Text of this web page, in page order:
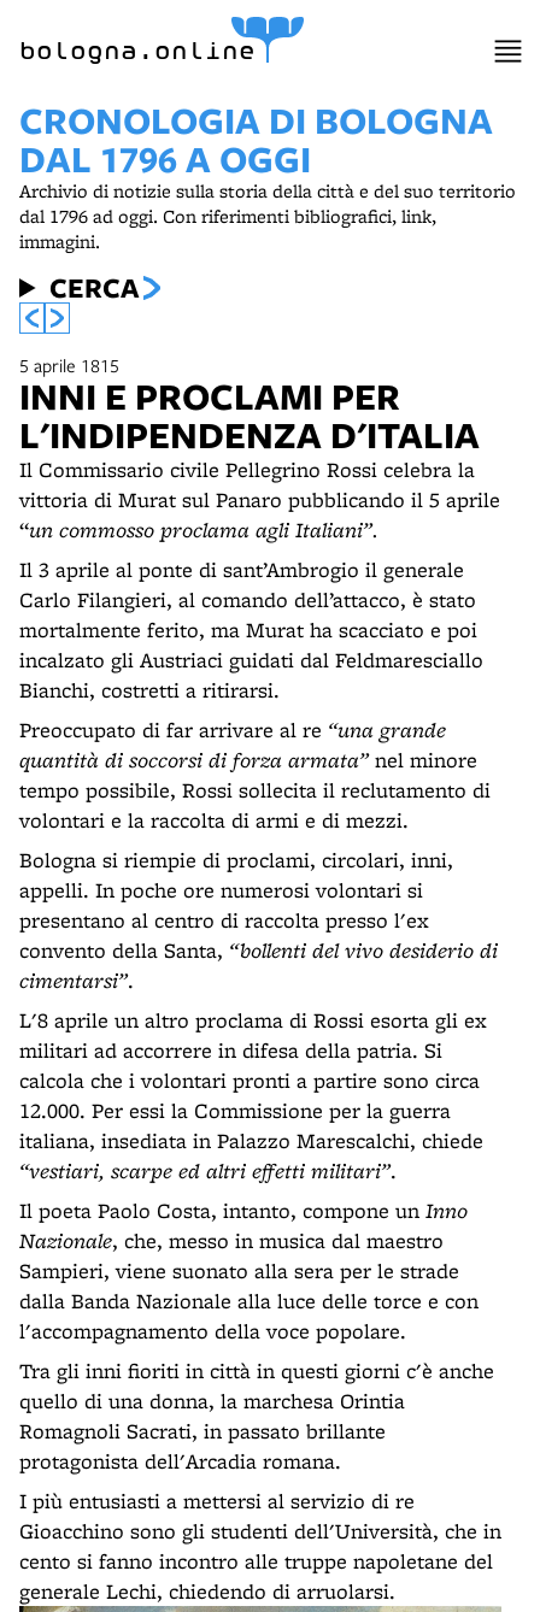
bologna.online
CRONOLOGIA DI BOLOGNA
DAL 1796 A OGGI
Archivio di notizie sulla storia della città e del suo territorio
dal 1796 ad oggi. Con riferimenti bibliografici, link,
immagini.
CERCA
5 aprile 1815
INNI E PROCLAMI PER
L'INDIPENDENZA D'ITALIA
Il Commissario civile Pellegrino Rossi celebra la
vittoria di Murat sul Panaro pubblicando il 5 aprile
“un commosso proclama agli Italiani”.
Il 3 aprile al ponte di sant’Ambrogio il generale
Carlo Filangieri, al comando dell’attacco, è stato
mortalmente ferito, ma Murat ha scacciato e poi
incalzato gli Austriaci guidati dal Feldmaresciallo
Bianchi, costretti a ritirarsi.
Preoccupato di far arrivare al re “una grande
quantità di soccorsi di forza armata”nel minore
tempo possibile, Rossi sollecita il reclutamento di
volontari e la raccolta di armi e di mezzi.
Bologna si riempie di proclami, circolari, inni,
appelli. In poche ore numerosi volontari si
presentano al centro di raccolta presso l'ex
convento della Santa, “bollenti del vivo desiderio di
cimentarsi”.
L'8 aprile un altro proclama di Rossi esorta gli ex
militari ad accorrere in difesa della patria. Si
calcola che i volontari pronti a partire sono circa
12.000. Per essi la Commissione per la guerra
italiana, insediata in Palazzo Marescalchi, chiede
“vestiari, scarpe ed altri effetti militari”.
Il poeta Paolo Costa, intanto, compone un Inno
Nazionale, che, messo in musica dal maestro
Sampieri, viene suonato alla sera per le strade
dalla Banda Nazionale alla luce delle torce e con
l'accompagnamento della voce popolare.
Tra gli inni fioriti in città in questi giorni c'è anche
quello di una donna, la marchesa Orintia
Romagnoli Sacrati, in passato brillante
protagonista dell'Arcadia romana.
I più entusiasti a mettersi al servizio di re
Gioacchino sono gli studenti dell'Università, che in
cento si fanno incontro alle truppe napoletane del
generale Lechi, chiedendo di arruolarsi.